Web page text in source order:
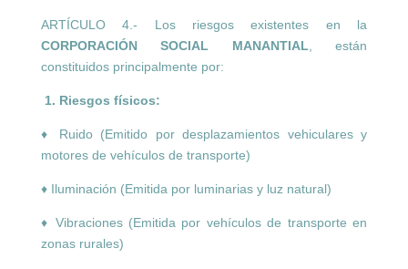
ARTÍCULO 4.- Los riesgos existentes en la
CORPORACIÓN SOCIAL MANANTIAL, están
constituidos principalmente por:
1. Riesgos físicos:
♦ Ruido (Emitido por desplazamientos vehiculares y
motores de vehículos de transporte)
♦ Iluminación (Emitida por luminarias y luz natural)
♦ Vibraciones (Emitida por vehículos de transporte en
zonas rurales)